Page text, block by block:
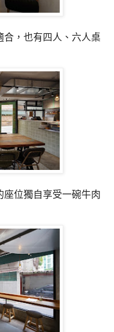
，也有四人、六人桌
座位獨自享受一碗牛肉